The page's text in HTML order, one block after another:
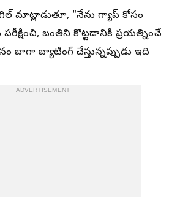
మాట్లాడుతూ, "నేను గ్యాప్ కోసం
పరీక్షించి, బంతిని కొట్టడానికి ప్రయత్నించే
బాగా బ్యాటింగ్ చేస్తున్నప్పుడు ఇది
ADVERTISEMENT